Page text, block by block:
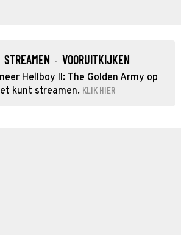
STREAMEN · VOORUITKIJKEN
Hellboy II: The Golden Army op
kunt streamen. KLIK HIER